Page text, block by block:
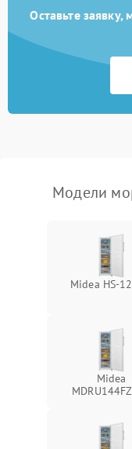
Оставьте
Модели
Midea HS-
Midea